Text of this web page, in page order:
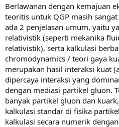
Berlawanan dengan kemajuan
teoritis untuk QGP masih
ada 2 penjelasan umum, yaitu
relativistik (seperti mekanika
relativistik), serta kalkulasi
chromodynamics / teori gaya
merupakan hasil interaksi kuat
dipercaya interaksi yang
dengan mediasi partikel gluon.
banyak partikel gluon dan
kalkulasi standar di fisika
kalkulasi secara numerik